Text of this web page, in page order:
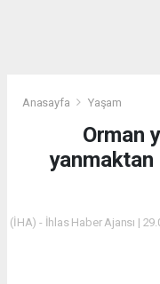
Anasayfa Yaşam
Orman
(İHA) - İhlas Haber Ajansı |